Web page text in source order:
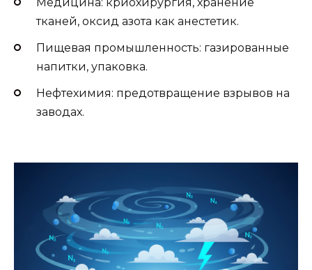
тканей, оксид азота как анестетик.
Пищевая промышленность: газированные
напитки, упаковка.
Нефтехимия: предотвращение взрывов на
заводах.